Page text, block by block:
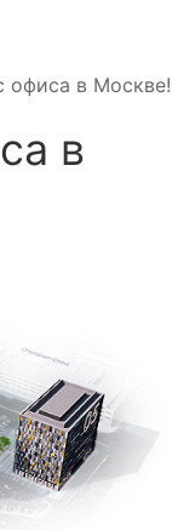
офиса в Москве!
в